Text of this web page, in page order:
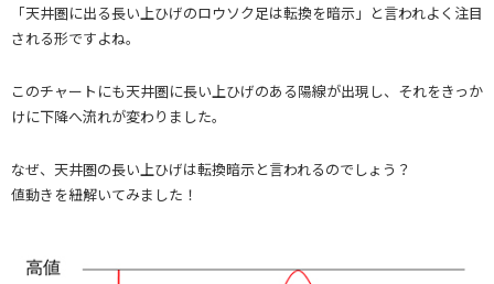
「天井圏に出る長い上ひげのロウソク足は転換を暗示」と言われよく注目
される形ですよね。
このチャートにも天井圏に長い上ひげのある陽線が出現し、それをきっか
けに下降へ流れが変わりました。
なぜ、天井圏の長い上ひげは転換暗示と言われるのでしょう？
値動きを紐解いてみました！